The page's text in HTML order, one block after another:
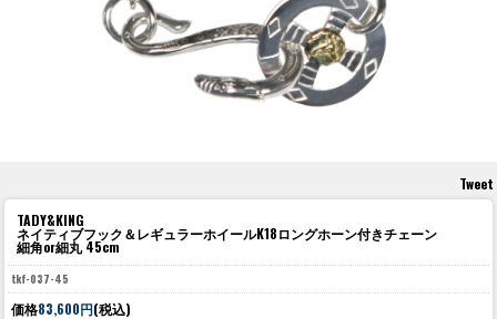
Tweet
TADY&KING
ネイティブフック＆レギュラーホイールK18ロングホーン付きチェーン
細角or細丸 45cm
tkf-037-45
価格83,600円(税込)